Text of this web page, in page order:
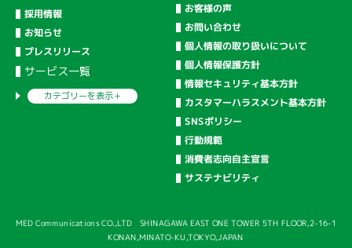
採用情報
お知らせ
プレスリリース
サービス一覧
カテゴリーを表示＋
お客様の声
お問い合わせ
個人情報の取り扱いについて
個人情報保護方針
情報セキュリティ基本方針
カスタマーハラスメント基本方針
SNSポリシー
行動規範
消費者志向自主宣言
サステナビリティ
MED Communications CO.,LTD SHINAGAWA EAST ONE TOWER 5TH FLOOR,2-16-1
KONAN,MINATO-KU,TOKYO,JAPAN